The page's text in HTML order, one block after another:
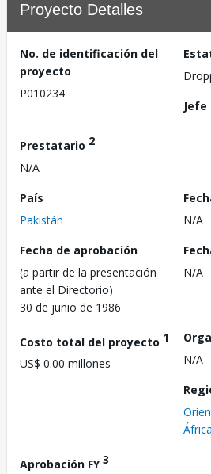
Proyecto Detalles
No. de identificación del
proyecto
P010234
Prestatario 2
N/A
País
Pakistán
N/A
Fecha de aprobación
(a partir de la presentación
ante el Directorio)
30 de junio de 1986
N/A
Costo total del proyecto 1
US$ 0.00 millones
N/A
Aprobación FY3